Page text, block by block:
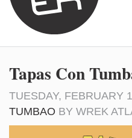
Tapas Con
TUESDAY, FEBRUARY
TUMBAO BY WREK